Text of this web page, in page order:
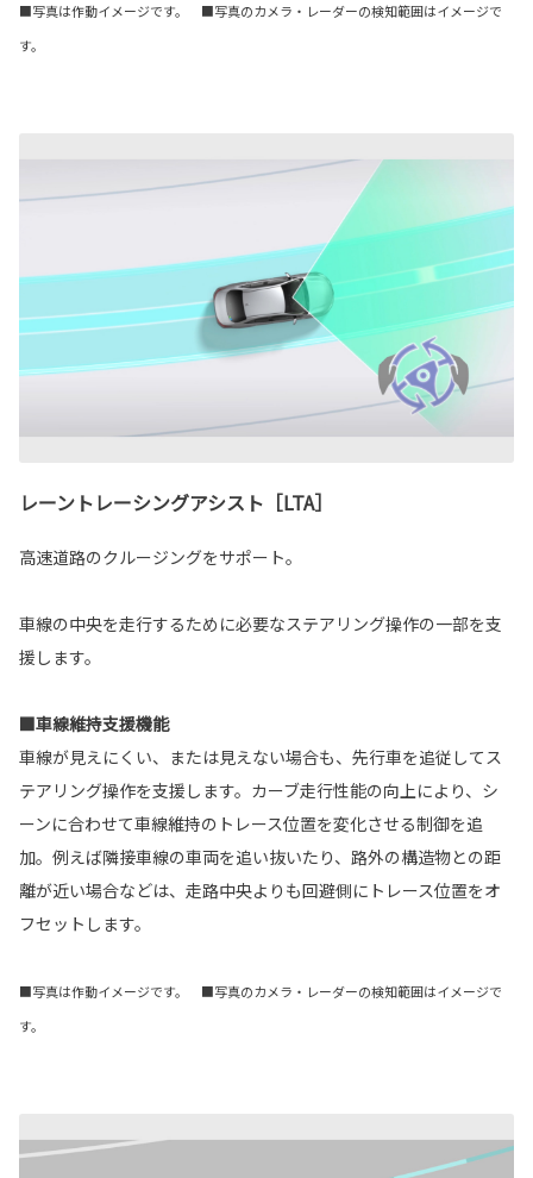
■写真は作動イメージです。 ■写真のカメラ・レーダーの検知範囲はイメージで
す。
レーントレーシングアシスト［LTA］
高速道路のクルージングをサポート。
車線の中央を走行するために必要なステアリング操作の一部を支
援します。
■車線維持支援機能
車線が見えにくい、または見えない場合も、先行車を追従してス
テアリング操作を支援します。カーブ走行性能の向上により、シ
ーンに合わせて車線維持のトレース位置を変化させる制御を追
加。例えば隣接車線の車両を追い抜いたり、路外の構造物との距
離が近い場合などは、走路中央よりも回避側にトレース位置をオ
フセットします。
■写真は作動イメージです。 ■写真のカメラ・レーダーの検知範囲はイメージで
す。